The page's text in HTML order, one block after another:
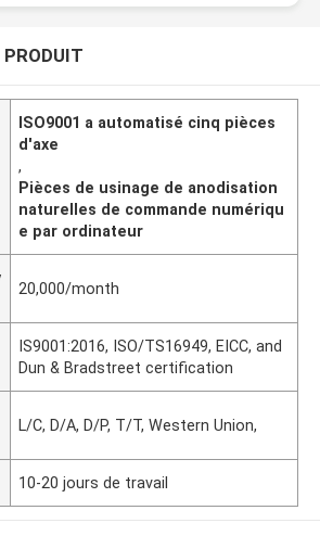
PRODUIT
ISO9001 a automatisé cinq pièces
d'axe
,
Pièces de usinage de anodisation
naturelles de commande numériqu
e par ordinateur
20,000/month
IS9001:2016, ISO/TS16949, EICC, and
Dun & Bradstreet certification
L/C, D/A, D/P, T/T, Western Union,
10-20 jours de travail